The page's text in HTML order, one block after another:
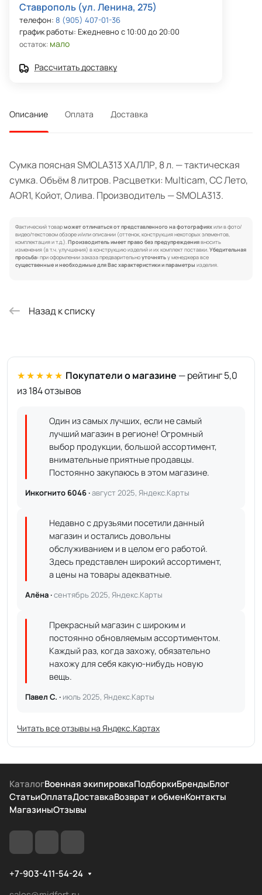
Ставрополь (ул. Ленина, 275)
телефон: 8 (905) 407-01-36
график работы: Ежедневно с 10:00 до 20:00
остаток: мало
Рассчитать доставку
Описание Оплата Доставка
Сумка поясная SMOLA313 ХАЛЛР, 8 л. — тактическая
сумка. Объём 8 литров. Расцветки: Multicam, СС Лето,
AOR1, Койот, Олива. Производитель — SMOLA313.
Фактический товарможет отличаться от представленного на фотографияхили в фото/
видео/текстовом обзоре и/или описании (оттенок, конструкция некоторых элементов,
комплектация и т.д.).Производитель имеет право без предупреждениявносить
изменения (в т.ч. улучшения) в конструкцию изделий и их комплект поставки.Убедительная
просьба: при оформлении заказа предварительноуточнятьу менеджера все
существенные и необходимые для Вас характеристики и параметры изделия.
Назад к списку
★★★★★ Покупатели о магазине — рейтинг 5,0
из 184 отзывов
Один из самых лучших, если не самый
лучший магазин в регионе! Огромный
выбор продукции, большой ассортимент,
внимательные приятные продавцы.
Постоянно закупаюсь в этом магазине.
Инкогнито 6046 ·август 2025, Яндекс.Карты
Недавно с друзьями посетили данный
магазин и остались довольны
обслуживанием и в целом его работой.
Здесь представлен широкий ассортимент,
а цены на товары адекватные.
Алёна ·сентябрь 2025, Яндекс.Карты
Прекрасный магазин с широким и
постоянно обновляемым ассортиментом.
Каждый раз, когда захожу, обязательно
нахожу для себя какую-нибудь новую
вещь.
Павел С. · июль 2025, Яндекс.Карты
Читать все отзывы на Яндекс.Картах
КаталогВоенная экипировкаПодборкиБрендыБлог
СтатьиОплатаДоставкаВозврат и обменКонтакты
МагазиныОтзывы
+7-903-411-54-24